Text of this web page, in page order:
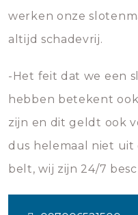
werken onze
altijd schadevrij.
-Het feit dat we een
hebben betekent
zijn en dit geldt ook
dus helemaal niet
belt, wij zijn 24/7